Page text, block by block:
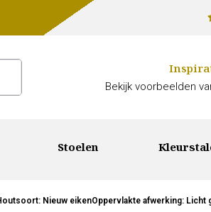
Bekijk voorbeelden
Stoelen
Nieuw eikenOppervlakte afwerking: